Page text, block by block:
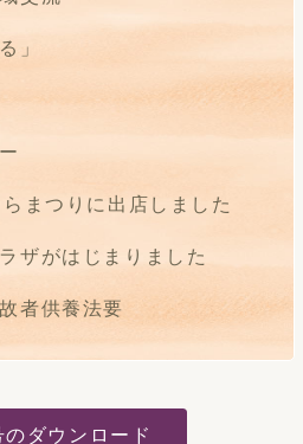
」
まつりに出店しました
ザがはじまりました
者供養法要
ダウンロード